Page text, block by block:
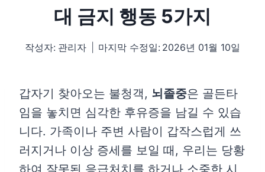
대 금지 행동 5가지
작성자: 관리자 마지막 수정일: 2026년 01월 10일
갑자기 찾아오는 불청객, 뇌졸중은 골든타
임을 놓치면 심각한 후유증을 남길 수 있습
니다. 가족이나 주변 사람이 갑작스럽게 쓰
러지거나 이상 증세를 보일 때, 우리는 당황
하여 잘못된 응급처치를 하거나 소중한 시